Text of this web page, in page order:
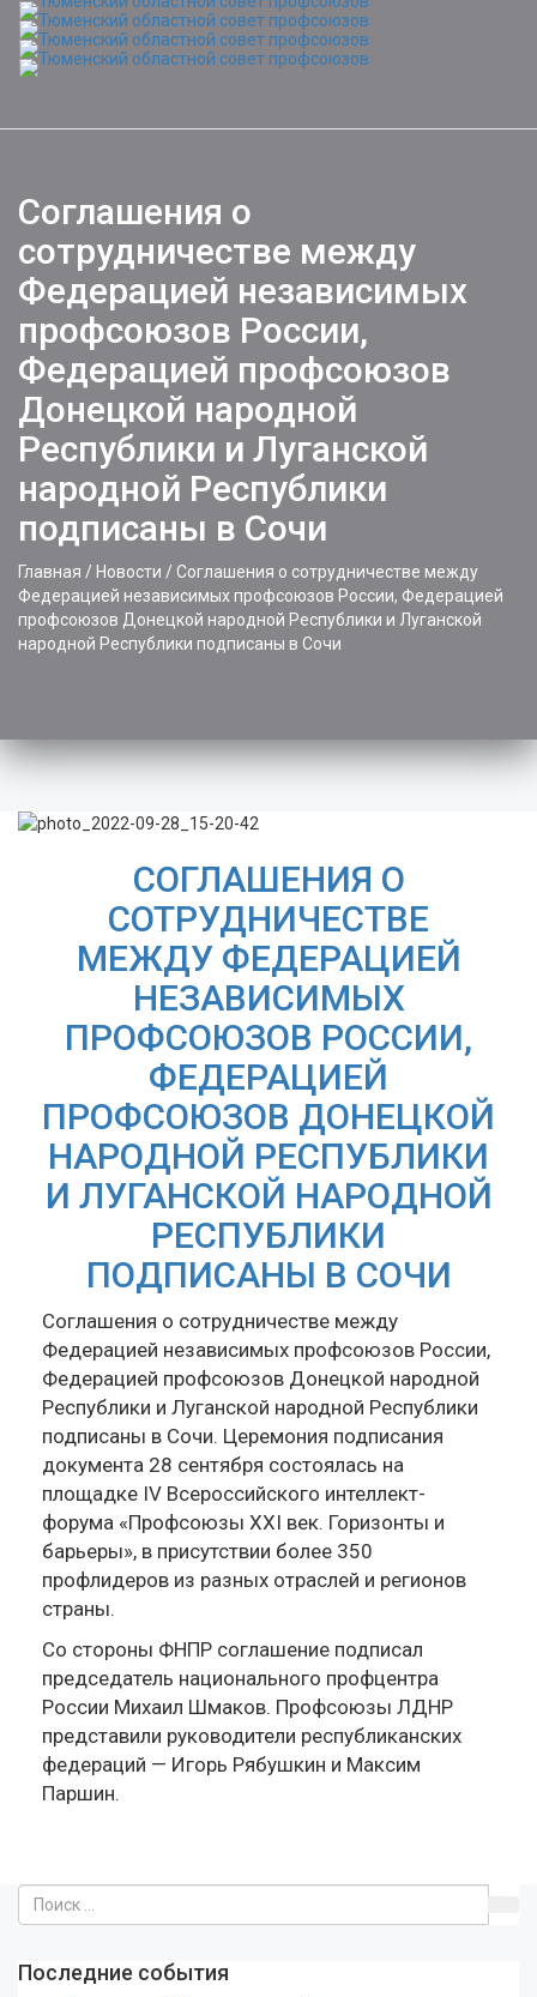
Соглашения о
сотрудничестве между
Федерацией независимых
профсоюзов России,
Федерацией профсоюзов
Донецкой народной
Республики и Луганской
народной Республики
подписаны в Сочи
Главная / Новости / Соглашения о сотрудничестве между
Федерацией независимых профсоюзов России, Федерацией
профсоюзов Донецкой народной Республики и Луганской
народной Республики подписаны в Сочи
СОГЛАШЕНИЯ О
СОТРУДНИЧЕСТВЕ
МЕЖДУ ФЕДЕРАЦИЕЙ
НЕЗАВИСИМЫХ
ПРОФСОЮЗОВ РОССИИ,
ФЕДЕРАЦИЕЙ
ПРОФСОЮЗОВ ДОНЕЦКОЙ
НАРОДНОЙ РЕСПУБЛИКИ
И ЛУГАНСКОЙ НАРОДНОЙ
РЕСПУБЛИКИ
ПОДПИСАНЫ В СОЧИ
Соглашения о сотрудничестве между
Федерацией независимых профсоюзов России,
Федерацией профсоюзов Донецкой народной
Республики и Луганской народной Республики
подписаны в Сочи. Церемония подписания
документа 28 сентября состоялась на
площадке IV Всероссийского интеллект-
форума «Профсоюзы XXI век. Горизонты и
барьеры», в присутствии более 350
профлидеров из разных отраслей и регионов
страны.
Со стороны ФНПР соглашение подписал
председатель национального профцентра
России Михаил Шмаков. Профсоюзы ЛДНР
представили руководители республиканских
федераций — Игорь Рябушкин и Максим
Паршин.
Последние события